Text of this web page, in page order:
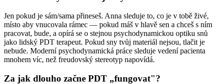
Jen pokud je sám/sama přineseš. Anna sleduje to, co je v tobě živé,
místo aby vnucovala rámec — pokud máš v hlavě sen a chceš s ním
pracovat, bude, a opírá se o stejnou psychodynamickou optiku snů
jako lidský PDT terapeut. Pokud sny tvůj materiál nejsou, tlačit je
nebude. Moderní psychodynamická práce sleduje vedení pacienta
mnohem víc, než freudovský stereotyp napovídá.
Za jak dlouho začne PDT „fungovat"?